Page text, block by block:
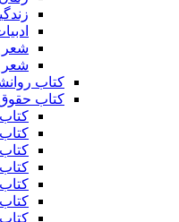
شعر
شعر
کتاب
کتاب